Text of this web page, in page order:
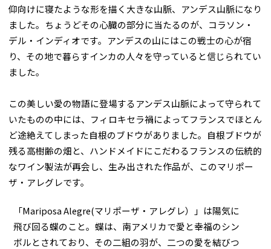
仰向けに寝たような形を描く大きな山脈、アンデス山脈になり
ました。ちょうどその心臓の部分に当たるのが、コラソン・
デル・インディオです。アンデスの山にはこの戦士の心が宿
り、その地で暮らすインカの人々を守っていると信じられてい
ました。
この美しい愛の物語に登場するアンデス山脈によって守られて
いたものの中には、フィロキセラ禍によってフランスでほとん
ど途絶えてしまった自根のブドウがありました。自根ブドウが
残る高樹齢の畑と、ハンドメイドにこだわるフランスの伝統的
なワイン製法が再会し、生み出された作品が、このマリポー
ザ・アレグレです。
「Mariposa Alegre(マリポーザ・アレグレ）」は陽気に
飛び回る蝶のこと。蝶は、南アメリカで愛と幸福のシン
ボルとされており、その二組の羽が、二つの愛を結びつ